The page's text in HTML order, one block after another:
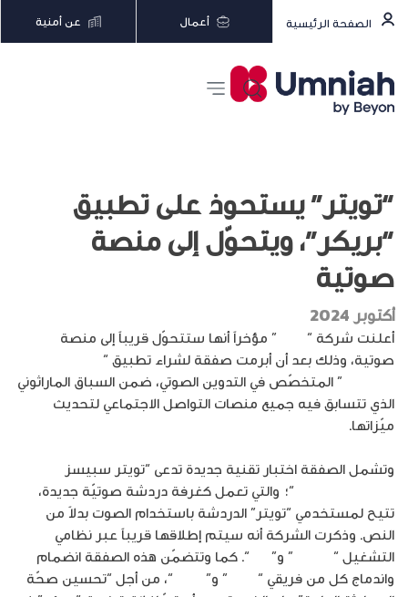
الصفحة الرئيسية أعمال عن أمنية
“تويتر” يستحوذ على تطبيق
“بريكر”، ويتحوّل إلى منصة
صوتية
أكتوبر 2024
أعلنت شركة “
” مؤخراً أنها ستتحوّل قريباً إلى منصة
صوتية، وذلك بعد أن أبرمت صفقة لشراء تطبيق “
” المتخصّص في التدوين الصوتي، ضمن السباق الماراثوني
الذي تتسابق فيه جميع منصات التواصل الاجتماعي لتحديث
ميّزاتها.
وتشمل الصفقة اختبار تقنية جديدة تدعى “تويتر سبيسز
“؛ والتي تعمل كغرفة دردشة صوتيّة جديدة،
تتيح لمستخدمي “تويتر” الدردشة باستخدام الصوت بدلاً من
النص. وذكرت الشركة أنه سيتم إطلاقها قريباً عبر نظامي
التشغيل “
” و”
“. كما وتتضمّن هذه الصفقة انضمام
واندماج كل من فريقي “
” و”
“، من أجل “تحسين صحّة